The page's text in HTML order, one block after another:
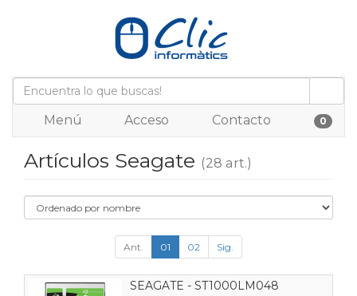
Menú Acceso Contacto 0
Artículos Seagate (28 art.)
Ant. 01 02 Sig.
SEAGATE - ST1000LM048